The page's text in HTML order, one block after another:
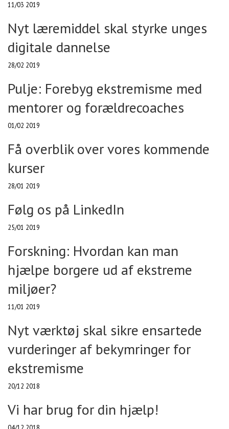
11/03 2019
Nyt læremiddel skal styrke unges
digitale dannelse
28/02 2019
Pulje: Forebyg ekstremisme med
mentorer og forældrecoaches
01/02 2019
Få overblik over vores kommende
kurser
28/01 2019
Følg os på LinkedIn
25/01 2019
Forskning: Hvordan kan man
hjælpe borgere ud af ekstreme
miljøer?
11/01 2019
Nyt værktøj skal sikre ensartede
vurderinger af bekymringer for
ekstremisme
20/12 2018
Vi har brug for din hjælp!